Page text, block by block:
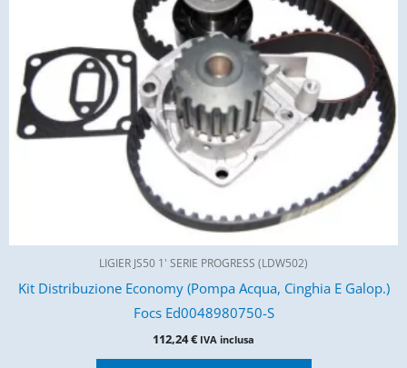
LIGIER JS50 1' SERIE PROGRESS (LDW502)
Kit Distribuzione Economy (Pompa Acqua, Cinghia E Galop.)
Focs Ed0048980750-S
112,24€ IVA inclusa